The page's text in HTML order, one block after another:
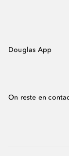
Douglas App
On reste en